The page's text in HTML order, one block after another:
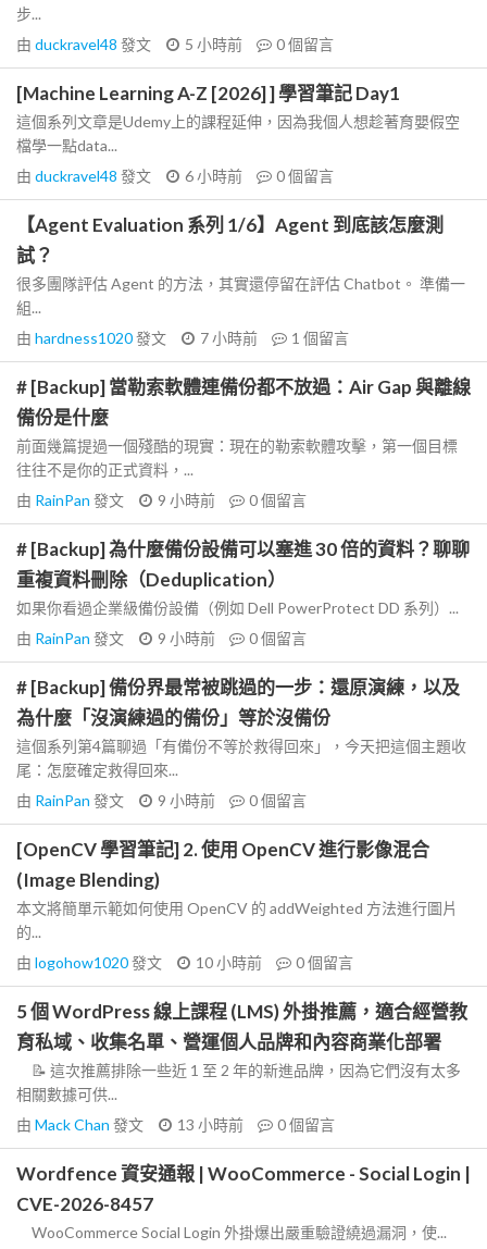
步...
由 duckravel48 發文 5 小時前 0個留言
[Machine Learning A-Z [2026] ] 學習筆記 Day1
這個系列文章是Udemy上的課程延伸，因為我個人想趁著育嬰假空
檔學一點data...
由 duckravel48 發文 6 小時前 0個留言
【Agent Evaluation 系列 1/6】Agent 到底該怎麼測
試？
很多團隊評估 Agent 的方法，其實還停留在評估 Chatbot。 準備一
組...
由 hardness1020發文 7 小時前 1 個留言
# [Backup] 當勒索軟體連備份都不放過：Air Gap 與離線
備份是什麼
前面幾篇提過一個殘酷的現實：現在的勒索軟體攻擊，第一個目標
往往不是你的正式資料，...
由 RainPan 發文 9 小時前 0個留言
# [Backup] 為什麼備份設備可以塞進 30 倍的資料？聊聊
重複資料刪除（Deduplication）
如果你看過企業級備份設備（例如 Dell PowerProtect DD 系列）...
由 RainPan 發文 9 小時前 0個留言
# [Backup] 備份界最常被跳過的一步：還原演練，以及
為什麼「沒演練過的備份」等於沒備份
這個系列第4篇聊過「有備份不等於救得回來」，今天把這個主題收
尾：怎麼確定救得回來...
由 RainPan 發文 9 小時前 0個留言
[OpenCV 學習筆記] 2. 使用 OpenCV 進行影像混合
(Image Blending)
本文將簡單示範如何使用 OpenCV 的 addWeighted 方法進行圖片
的...
由 logohow1020發文 10 小時前 0個留言
5 個 WordPress 線上課程 (LMS) 外掛推薦，適合經營教
育私域、收集名單、營運個人品牌和內容商業化部署
📝 這次推薦排除一些近 1 至 2 年的新進品牌，因為它們沒有太多
相關數據可供...
由 Mack Chan 發文 13 小時前 0個留言
Wordfence 資安通報 | WooCommerce - Social Login |
CVE-2026-8457
WooCommerce Social Login 外掛爆出嚴重驗證繞過漏洞，使...